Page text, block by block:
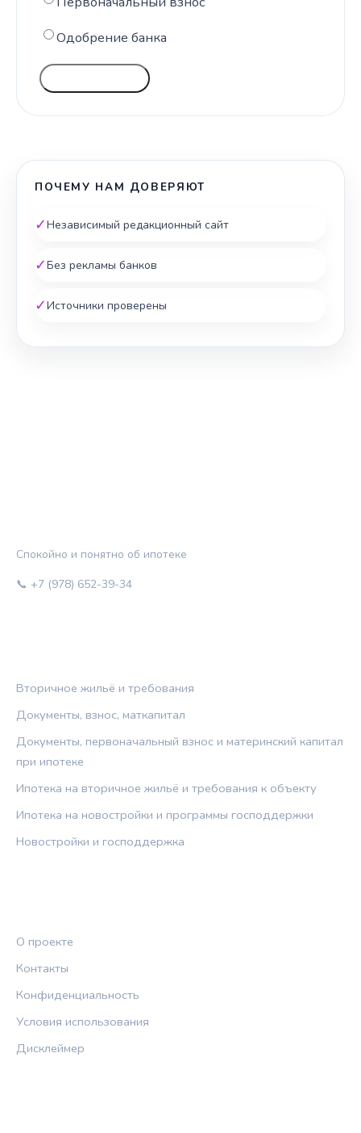
Одобрение банка
ПОЧЕМУ НАМ ДОВЕРЯЮТ
✓Независимый редакционный сайт
✓Без рекламы банков
✓Источники проверены
Спокойно и понятно об ипотеке
📞 +7 (978) 652-39-34
Вторичное жильё и требования
Документы, взнос, маткапитал
Документы, первоначальный взнос и материнский капитал
при ипотеке
Ипотека на вторичное жильё и требования к объекту
Ипотека на новостройки и программы господдержки
Новостройки и господдержка
О проекте
Контакты
Конфиденциальность
Условия использования
Дисклеймер